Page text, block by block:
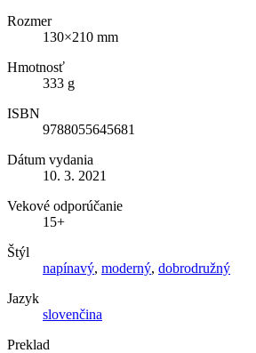
Rozmer
130×210 mm
Hmotnosť
333 g
ISBN
9788055645681
Dátum vydania
10. 3. 2021
Vekové odporúčanie
15+
Štýl
napínavý, moderný, dobrodružný
Jazyk
slovenčina
Preklad